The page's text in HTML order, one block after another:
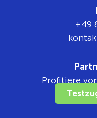
+49
tnok
Profitiere